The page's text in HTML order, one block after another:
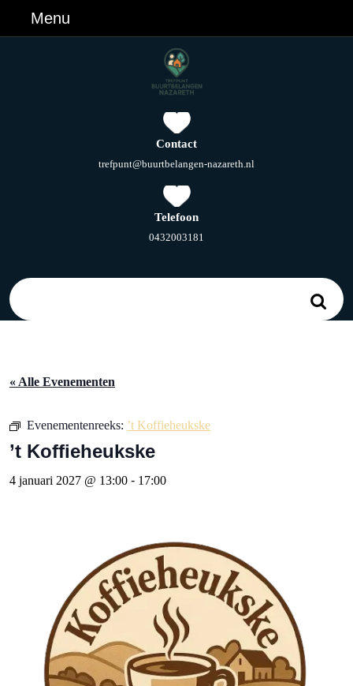
Menu
Contact
trefpunt@buurtbelangen-nazareth.nl
Telefoon
0432003181
« Alle Evenementen
Evenementenreeks: ’t Koffieheukske
’t Koffieheukske
4 januari 2027 @ 13:00 - 17:00